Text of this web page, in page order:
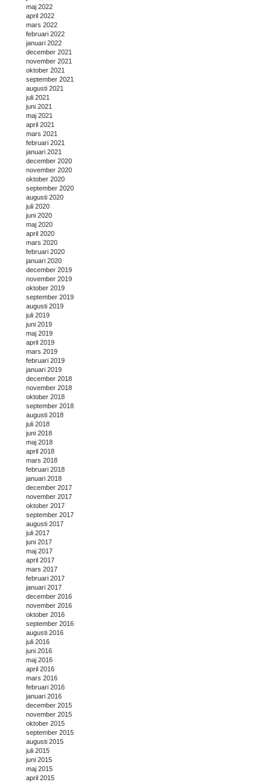
maj 2022
april 2022
mars 2022
februari 2022
januari 2022
december 2021
november 2021
oktober 2021
september 2021
augusti 2021
juli 2021
juni 2021
maj 2021
april 2021
mars 2021
februari 2021
januari 2021
december 2020
november 2020
oktober 2020
september 2020
augusti 2020
juli 2020
juni 2020
maj 2020
april 2020
mars 2020
februari 2020
januari 2020
december 2019
november 2019
oktober 2019
september 2019
augusti 2019
juli 2019
juni 2019
maj 2019
april 2019
mars 2019
februari 2019
januari 2019
december 2018
november 2018
oktober 2018
september 2018
augusti 2018
juli 2018
juni 2018
maj 2018
april 2018
mars 2018
februari 2018
januari 2018
december 2017
november 2017
oktober 2017
september 2017
augusti 2017
juli 2017
juni 2017
maj 2017
april 2017
mars 2017
februari 2017
januari 2017
december 2016
november 2016
oktober 2016
september 2016
augusti 2016
juli 2016
juni 2016
maj 2016
april 2016
mars 2016
februari 2016
januari 2016
december 2015
november 2015
oktober 2015
september 2015
augusti 2015
juli 2015
juni 2015
maj 2015
april 2015